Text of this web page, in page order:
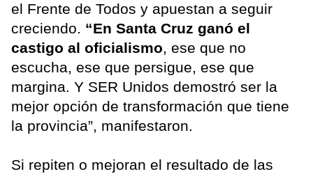
el Frente de Todos y apuestan a seguir
creciendo. “En Santa Cruz ganó el
castigo al oficialismo, ese que no
escucha, ese que persigue, ese que
margina. Y SER Unidos demostró ser la
mejor opción de transformación que tiene
la provincia”, manifestaron.
Si repiten o mejoran el resultado de las